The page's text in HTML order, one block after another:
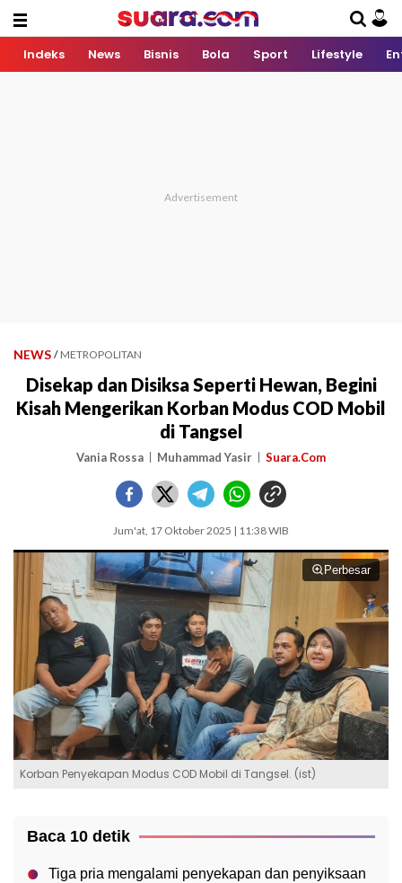
Indeks News Bisnis Bola Sport Lifestyle
NEWS / METROPOLITAN
Disekap dan Disiksa Seperti Hewan, Begini
Kisah Mengerikan Korban Modus COD Mobil
di Tangsel
Vania Rossa Muhammad Yasir Suara.Com
Jum'at, 17 Oktober 2025 | 11:38 WIB
Perbesar
Korban Penyekapan Modus COD Mobil di Tangsel. (ist)
Baca 10 detik
Tiga pria mengalami penyekapan dan penyiksaan